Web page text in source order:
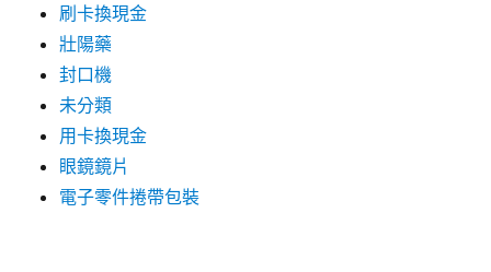
刷卡換現金
壯陽藥
封口機
未分類
用卡換現金
眼鏡鏡片
電子零件捲帶包裝